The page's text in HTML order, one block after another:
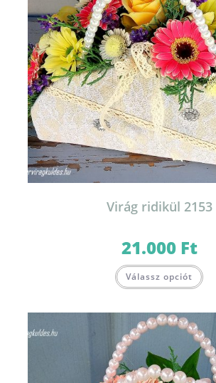
Virág ridikül 2153
21.000 Ft
Válassz opciót